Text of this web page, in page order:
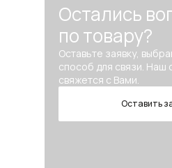
Остались
по товару?
Оставьте заявку,
способ для связи. Наш
свяжется с Вами.
Оставить